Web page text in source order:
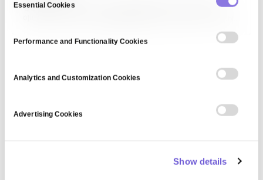
Essential Cookies
Performance and Functionality Cookies
Analytics and Customization Cookies
Advertising Cookies
Show details
생성형 AI(Generative AI)는 학습된 패턴을 기반으로 새로운 텍스트,
Diffusion, Sora가 대표 사례이며, 트랜스포머·확산 모델·GAN이 주요
기술 기반입니다. 콘텐츠 제작, 고객 지원, 소프트웨어 개발, 디자인, 교육